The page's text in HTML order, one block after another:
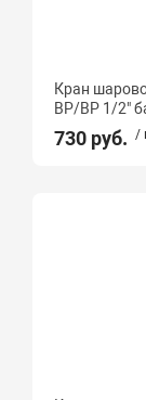
Кран
ВР/ВР 1/2"
730 руб. /